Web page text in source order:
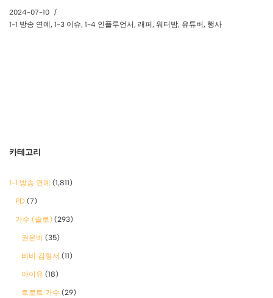
2024-07-10
1-1 방송 연예, 1-3 이슈, 1-4 인플루언서, 래퍼, 워터밤, 유튜버, 행사
카테고리
1-1 방송 연예 (1,811)
PD (7)
가수 (솔로) (293)
권은비 (35)
비비 김형서 (11)
아이유 (18)
트로트 가수 (29)